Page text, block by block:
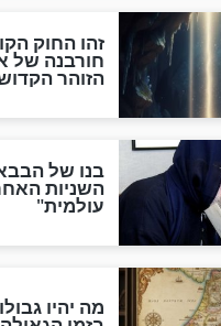
"לפני הגאולה
והכחשה גדולה
האמונה"
האם לאחר בוא
אפשר לחזור